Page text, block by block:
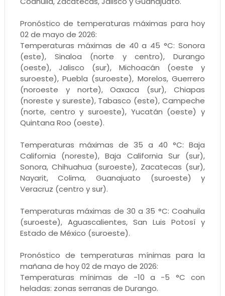
Pronóstico de temperaturas máximas para hoy
02 de mayo de 2026:
Temperaturas máximas de 40 a 45 °C: Sonora
(este), Sinaloa (norte y centro), Durango
(oeste), Jalisco (sur), Michoacán (oeste y
suroeste), Puebla (suroeste), Morelos, Guerrero
(noroeste y norte), Oaxaca (sur), Chiapas
(noreste y sureste), Tabasco (este), Campeche
(norte, centro y suroeste), Yucatán (oeste) y
Quintana Roo (oeste).
Temperaturas máximas de 35 a 40 °C: Baja
California (noreste), Baja California Sur (sur),
Sonora, Chihuahua (suroeste), Zacatecas (sur),
Nayarit, Colima, Guanajuato (suroeste) y
Veracruz (centro y sur).
Temperaturas máximas de 30 a 35 °C: Coahuila
(suroeste), Aguascalientes, San Luis Potosí y
Estado de México (suroeste).
Pronóstico de temperaturas mínimas para la
mañana de hoy 02 de mayo de 2026:
Temperaturas mínimas de -10 a -5 °C con
heladas: zonas serranas de Durango.